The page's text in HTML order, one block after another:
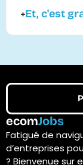
Et, c'est
ecomJobs
Fatigué de
d’entreprises
? Bienvenue sur